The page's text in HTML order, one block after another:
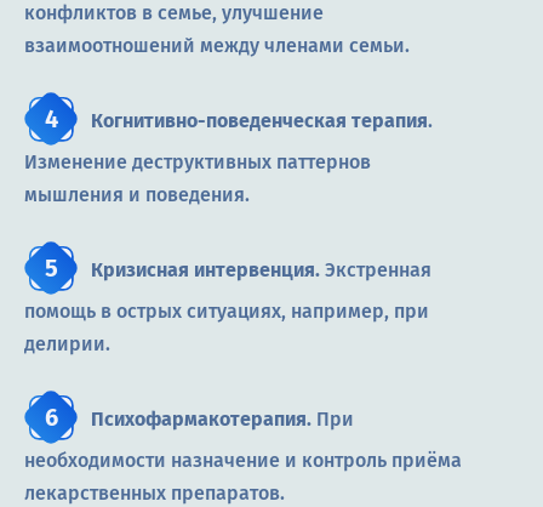
конфликтов в семье, улучшение
взаимоотношений между членами семьи.
Когнитивно-поведенческая терапия.
Изменение деструктивных паттернов
мышления и поведения.
Кризисная интервенция. Экстренная
помощь в острых ситуациях, например, при
делирии.
Психофармакотерапия. При
необходимости назначение и контроль приёма
лекарственных препаратов.